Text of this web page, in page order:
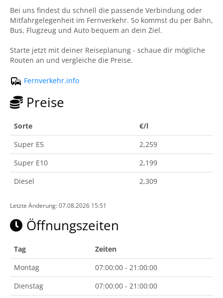
Bei uns findest du schnell die passende Verbindung oder
Mitfahrgelegenheit im Fernverkehr. So kommst du per Bahn,
Bus, Flugzeug und Auto bequem an dein Ziel.
Starte jetzt mit deiner Reiseplanung - schaue dir mögliche
Routen an und vergleiche die Preise.
Fernverkehr.info
Preise
Sorte
€/l
Super E5
2,259
Super E10
2,199
Diesel
2,309
Letzte Änderung: 07.08.2026 15:51
Öffnungszeiten
Tag
Zeiten
Montag
07:00:00 - 21:00:00
Dienstag
07:00:00 - 21:00:00